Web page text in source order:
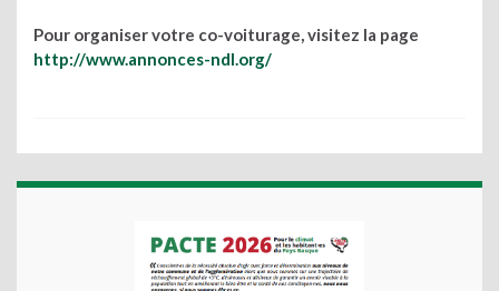
Pour organiser votre co-voiturage, visitez la page
http://www.annonces-ndl.org/